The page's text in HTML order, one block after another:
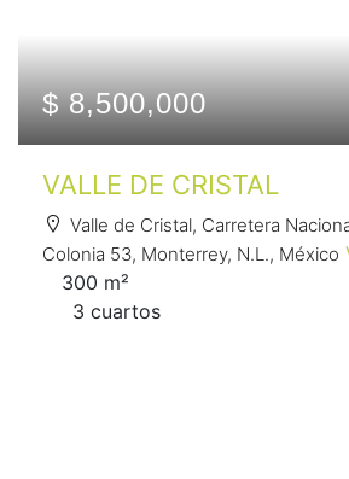
$ 8,500,000
VALLE DE CRISTAL
Valle de Cristal, Carretera
Colonia 53, Monterrey, N.L., México
300 m²
3 сuartos